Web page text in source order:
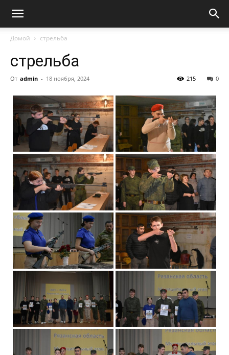
Домой стрельба
стрельба
От admin - 18 ноября, 2024 0
215